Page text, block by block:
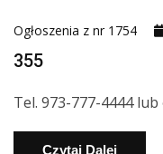
Ogłoszenia z nr 1754
355
Tel. 973-777-4444 lub
Czytaj Dalej